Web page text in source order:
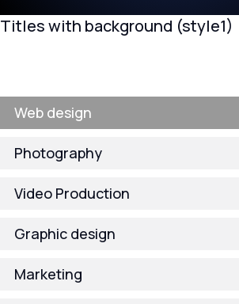
Titles with background (style1)
Web design
Photography
Video Production
Graphic design
Marketing